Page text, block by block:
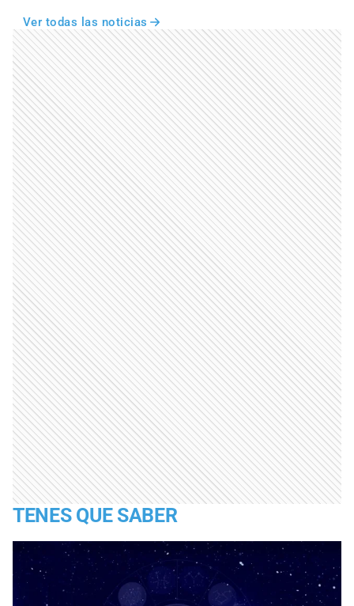
Ver todas las noticias
TENES QUE SABER